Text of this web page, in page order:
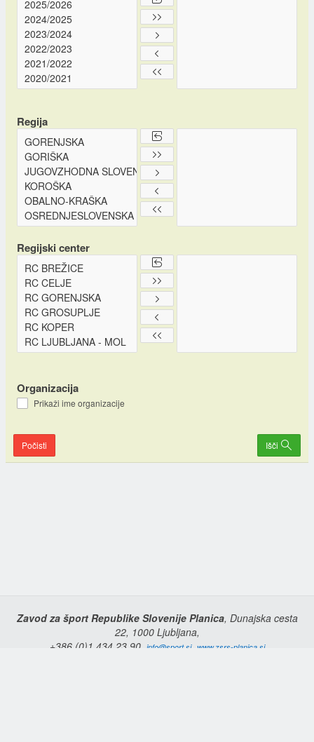
Regija
Regijski center
Organizacija
Prikaži ime organizacije
Počisti Išči
Zavod za šport Republike Slovenije Planica, Dunajska cesta
22, 1000 Ljubljana,
+386 (0)1 434 23 90, info@sport.si, www.zsrs-planica.si